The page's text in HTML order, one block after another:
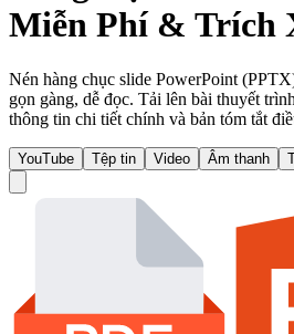
Miễn Phí & Trích
Nén hàng chục slide PowerPoint
gọn gàng, dễ đọc. Tải lên bài thuyết
thông tin chi tiết chính và bản tóm tắt
YouTube Tệp tin Video Âm thanh